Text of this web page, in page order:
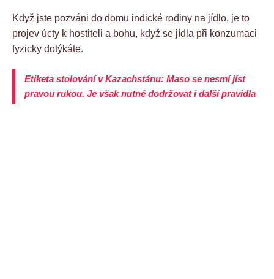
Když jste pozváni do domu indické rodiny na jídlo, je to
projev úcty k hostiteli a bohu, když se jídla při konzumaci
fyzicky dotýkáte.
Etiketa stolování v Kazachstánu: Maso se nesmí jíst
pravou rukou. Je však nutné dodržovat i další pravidla